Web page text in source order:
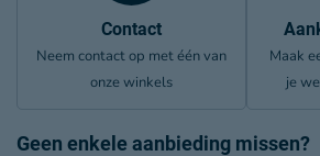
Contact
Neem contact op met één van
onze winkels
Maak
je
Geen enkele aanbieding missen?